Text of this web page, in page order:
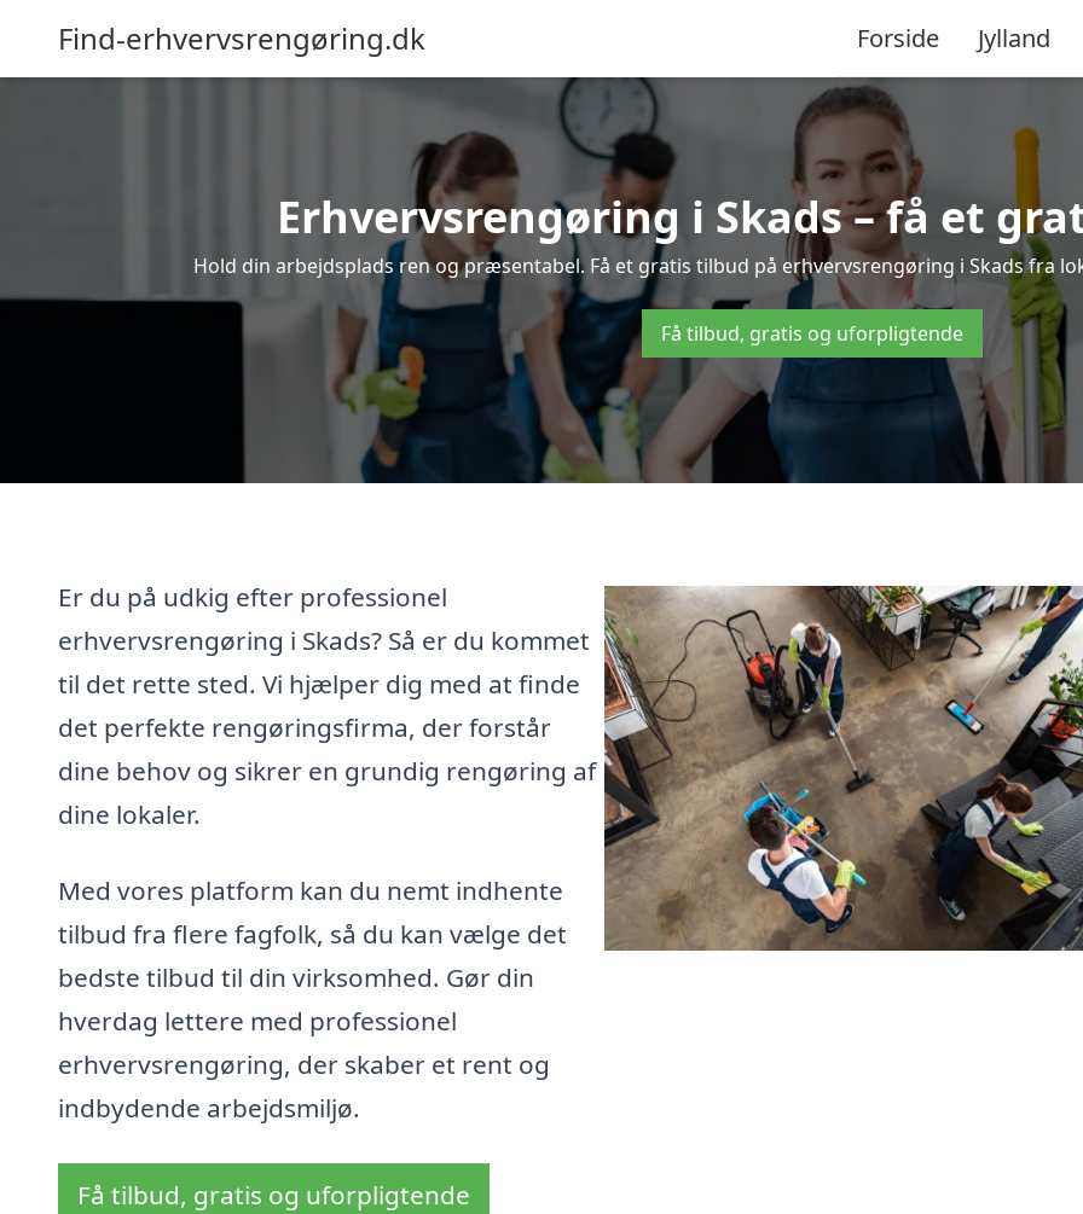
Find-erhvervsrengøring.dk Forside Jylland
Erhvervsrengøring i Skads – få et
Hold din arbejdsplads ren og præsentabel. Få et gratis tilbud på erhvervsrengøring i Skads fra
Få tilbud, gratis og uforpligtende
Er du på udkig efter professionel
erhvervsrengøring i Skads? Så er du kommet
til det rette sted. Vi hjælper dig med at finde
det perfekte rengøringsfirma, der forstår
dine behov og sikrer en grundig rengøring af
dine lokaler.
Med vores platform kan du nemt indhente
tilbud fra flere fagfolk, så du kan vælge det
bedste tilbud til din virksomhed. Gør din
hverdag lettere med professionel
erhvervsrengøring, der skaber et rent og
indbydende arbejdsmiljø.
Få tilbud, gratis og uforpligtende